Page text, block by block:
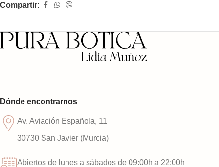
Compartir:
Dónde encontrarnos
Av. Aviación Española, 11
30730 San Javier (Murcia)
Abiertos de lunes a sábados de 09:00h a 22:00h